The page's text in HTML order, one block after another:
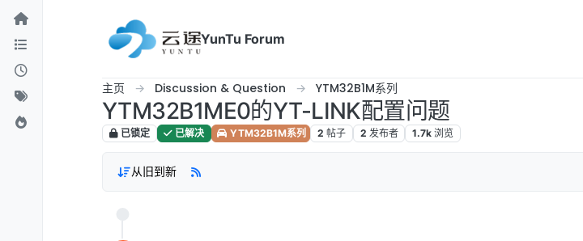
跳转至内容
YunTu Forum
主页 Discussion & Question YTM32B1M系列
YTM32B1ME0的YT-LINK配置问题
已锁定 已解决 YTM32B1M系列 2 帖子 2 发布者 1.7k 浏览
从旧到新